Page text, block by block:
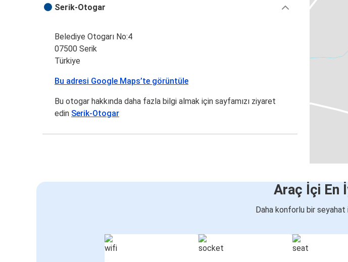
Serik-Otogar
Belediye Otogarı No:4
07500 Serik
Türkiye
Bu adresi Google Maps’te görüntüle
Bu otogar hakkında daha fazla bilgi almak için sayfamızı ziyaret
edin Serik-Otogar
Araç İçi En
Daha konforlu bir